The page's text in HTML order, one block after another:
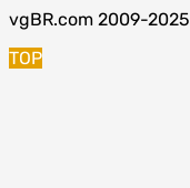
vgBR.com 2009-2025
TOP